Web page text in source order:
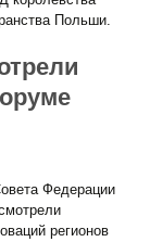
Польши.
Федерации
регионов